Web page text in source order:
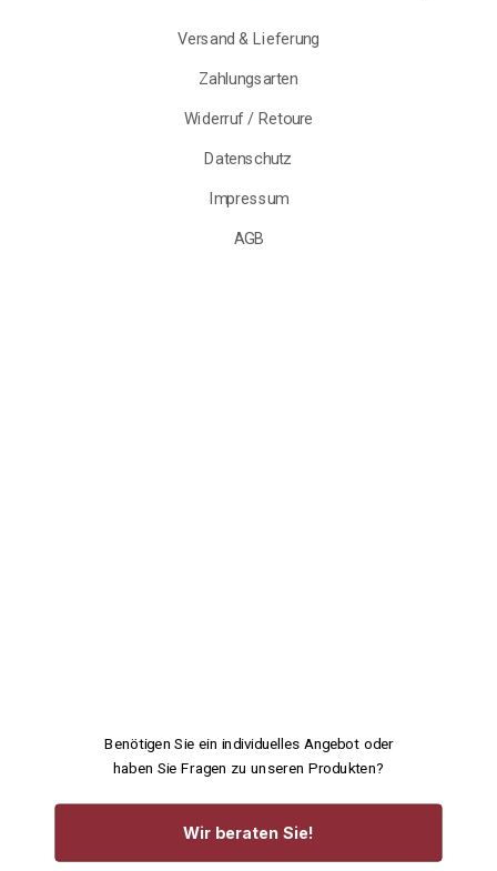
Versand & Lieferung
Zahlungsarten
Widerruf / Retoure
Datenschutz
Impressum
AGB
Benötigen Sie ein individuelles Angebot oder
haben Sie Fragen zu unseren Produkten?
Wir beraten Sie!